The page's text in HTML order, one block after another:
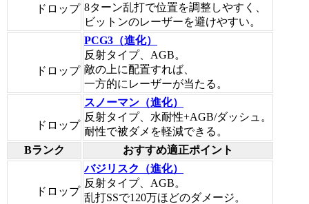
ドロップ 8ターン乱打で位置を調整しやすく、
ビットンのレーザーを避けやすい。
ドロップ
PCG3（進化）
反射タイプ、AGB。
敵の上に配置すれば、
一方的にレーザーが当たる。
ドロップ
スノーマン（進化）
反射タイプ、水耐性+AGB/ダッシュ。
耐性で被ダメを軽減できる。
Bランク
おすすめ適正ポイント
ドロップ
バジリスク（進化）
反射タイプ、AGB。
乱打SSで120万ほどのダメージ。